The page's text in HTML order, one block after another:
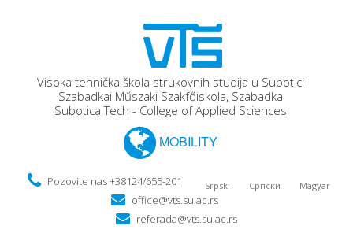
Visoka tehnička škola strukovnih studija u Subotici
Szabadkai Műszaki Szakfőiskola, Szabadka
Subotica Tech - College of Applied Sciences
MOBILITY
Srpski Српски Magyar
Pozovite nas +38124/655-201
office@vts.su.ac.rs
referada@vts.su.ac.rs